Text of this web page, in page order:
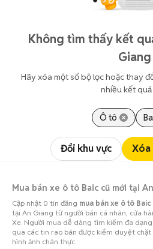
Không tìm thấy kết
Giang
Hãy xóa một số bộ lọc hoặc thay
nhiều kết
Ô tô
Đổi khu vực Xóa
Mua bán xe ô tô Baic cũ mới tại
Cập nhật 0 tin đăng mua bán xe ô tô Baic
tại An Giang từ người bán cá nhân, cửa
Xe. Người mua dễ dàng tìm kiếm đa
qua các tin rao bán được kiểm duyệt
hình ảnh chân thực.